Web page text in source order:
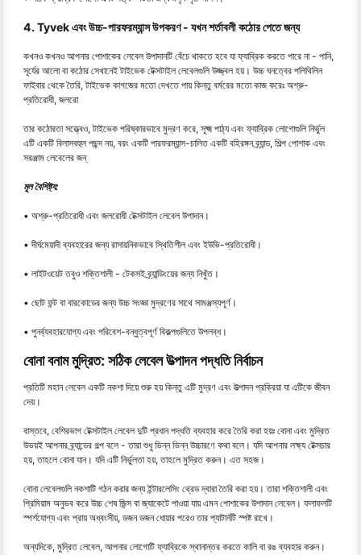
4. Tyvek এবং উচ্চ-পারফরম্যান্স উপকরণ - যখন শর্তাবলী কঠোর পেতে জন্য
কখনও কখনও আপনার পোশাকের লেবেল উপাদানটি বেঁচে থাকতে হবে যা ফ্যাব্রিক করতে পারে না - পানি,
সূর্যের আলো বা কঠোর সেখানেই টাইভেক টেক্সটাইল লেবেলগুলি উজ্জ্বল হয়। উচ্চ ঘনত্বের পলিথিলিন
ফাইবার থেকে তৈরি, টাইভেক কাগজের মতো দেখতে পায় কিন্তু বর্মরের মতো কাজ করেঃ অশ্রু-
প্রতিরোধী, জলরো
তার কঠোরতা সত্ত্বেও, টাইভেক পরিষ্কারভাবে মুদ্রণ করে, সূক্ষ্ম পাঠ্য এবং ফ্যাব্রিক লোগোগুলি নির্ভুল
এটি একটি বিলাসবহুল পছন্দ নয়, বরং একটি পারফরম্যান্স-চালিত একটি বহিরঙ্গন ব্র্যান্ড, শিল্প পোশাক এবং
সরঞ্জাম লেবেলের জন্
মূল বৈশিষ্ট্য:
• অশ্রু-প্রতিরোধী এবং জলরোধী টেক্সটাইল লেবেল উপাদান।
• দীর্ঘমেয়াদী ব্যবহারের জন্য রাসায়নিকভাবে স্থিতিশীল এবং ইউভি-প্রতিরোধী।
• লাইটওয়েট তবুও শক্তিশালী - টেকসই ব্র্যান্ডিংয়ের জন্য নিখুঁত।
• ছোট ফন্ট বা বারকোডের জন্য উচ্চ সংজ্ঞা মুদ্রণের সাথে সামঞ্জস্যপূর্ণ।
• পুনর্ব্যবহারযোগ্য এবং পরিবেশ-বন্ধুত্বপূর্ণ বিকল্পগুলিতে উপলব্ধ।
বোনা বনাম মুদ্রিত: সঠিক লেবেল উত্পাদন পদ্ধতি নির্বাচন
প্রতিটি মহান লেবেল একটি নকশা দিয়ে শুরু হয় কিন্তু এটি মুদ্রণ এবং উত্পাদন প্রক্রিয়া যা এটিকে জীবন
দেয়।
বাস্তবে, বেশিরভাগ টেক্সটাইল লেবেল দুটি প্রধান পদ্ধতি ব্যবহার করে তৈরি করা হয়ঃ বোনা এবং মুদ্রিত
উভয়ই আপনার ব্র্যান্ডের গল্প বলে - তারা শুধু ভিন্ন ভিন্ন উচ্চারণে কথা বলে। যদি আপনার লক্ষ্য টেক্সচার
হয়, তাহলে বোনা যান। যদি এটি নির্ভুলতা হয়, তাহলে মুদ্রিত করুন। এত সহজ।
বোনা লেবেলগুলি নকশাটি গঠন করার জন্য ইন্টারলেসিং থ্রেড দ্বারা তৈরি করা হয়। তারা শক্তিশালী এবং
প্রিমিয়াম অনুভব করে উচ্চ শেষ জিন্স বা জ্যাকেটে পাওয়া যায় এমন পোশাকের উপাদান লেবেল। ফলাফলটি
স্পর্শযোগ্য এবং প্রায় অধ্বংসীয়, ডজন ডজন ধোয়ার পরেও তার প্যাটার্নটি স্পষ্ট রাখে।
অন্যদিকে, মুদ্রিত লেবেল, আপনার লোগোটি ফ্যাব্রিকে স্থানান্তর করতে কালি বা রঙ ব্যবহার করুন।